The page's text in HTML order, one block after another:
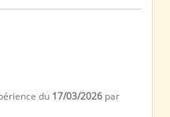
du 17/03/2026 par